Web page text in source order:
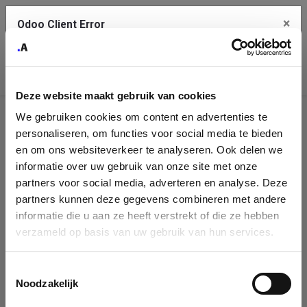
Deze website maakt gebruik van cookies
We gebruiken cookies om content en advertenties te
personaliseren, om functies voor social media te bieden
en om ons websiteverkeer te analyseren. Ook delen we
informatie over uw gebruik van onze site met onze
partners voor social media, adverteren en analyse. Deze
partners kunnen deze gegevens combineren met andere
informatie die u aan ze heeft verstrekt of die ze hebben
verzameld op basis van uw gebruik van hun services.
Noodzakelijk
Company
Identification
Please fill in your company details
You can search a company in our database by name, VAT or
enterprise ID. When a company is selected it will auto-complete the
form. If you don't find your company in our database, you can create
Odoo Client Error ×
service.
See details
Ok